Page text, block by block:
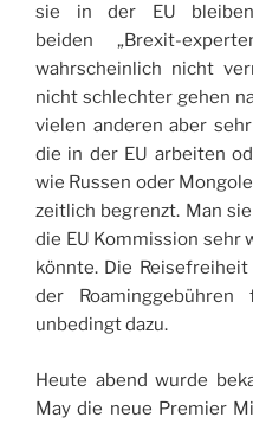
sie in der EU
beiden „Brexit-
wahrscheinlich nicht
nicht schlechter gehen
vielen anderen aber
die in der EU arbeiten
wie Russen oder
zeitlich begrenzt. Man
die EU Kommission sehr
könnte. Die
der
unbedingt dazu.
Heute abend wurde
May die neue Premier